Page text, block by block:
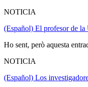
NOTICIA
(Español) El profesor de la
Ho sent, però aquesta
NOTICIA
(Español) Los